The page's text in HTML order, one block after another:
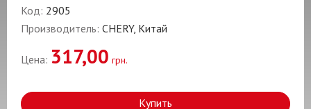
Код: 2905
Производитель: CHERY, Китай
Цена: 317,00 грн.
Купить